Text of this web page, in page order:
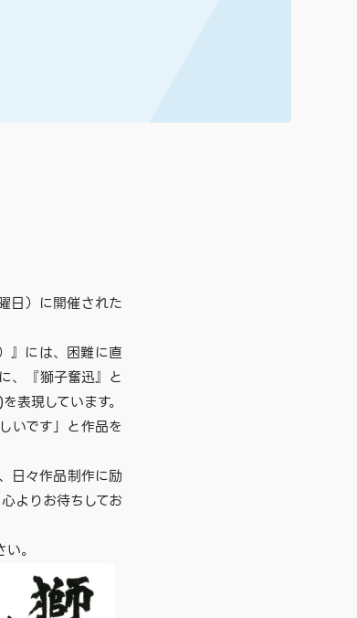
日）に開催された
』には、困難に直
、『獅子奮迅』と
表現しています。
いです」と作品を
日々作品制作に励
よりお待ちしてお
。